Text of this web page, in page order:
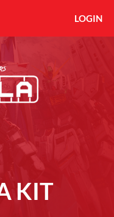
LOGIN
KIT